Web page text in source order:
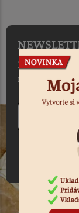
Máte záujem
receptoch?